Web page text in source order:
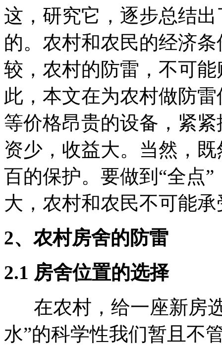
这，研究它，逐步总结
的。农村和农民的经济
较，农村的防雷，不可
此，本文在为农村做防
等价格昂贵的设备，紧
资少，收益大。当然，
百的保护。要做到“全点
大，农村和农民不可能
2、农村房舍的防雷
2.1 房舍位置的选择
在农村，给一座新房选
水”的科学性我们暂且不